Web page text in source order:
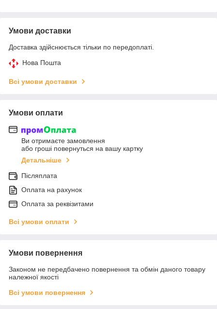
Умови доставки
Доставка здійснюється тільки по передоплаті.
Нова Пошта
Всі умови доставки
Умови оплати
Ви отримаєте замовлення
або гроші повернуться на вашу картку
Детальніше
Післяплата
Оплата на рахунок
Оплата за реквізитами
Всі умови оплати
Умови повернення
Законом не передбачено повернення та обмін даного товару
належної якості
Всі умови повернення